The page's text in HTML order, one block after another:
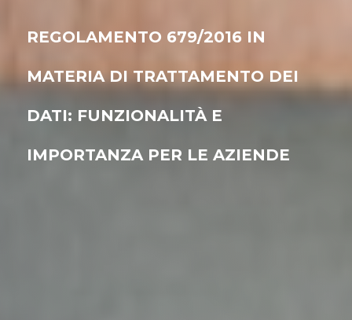
REGOLAMENTO 679/2016 IN
MATERIA DI TRATTAMENTO DEI
DATI: FUNZIONALITÀ E
IMPORTANZA PER LE AZIENDE